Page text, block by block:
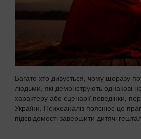
Багато хто дивується, чому щоразу
людьми, які демонструють однакові
характеру або сценарії поведінки,
України. Психоаналіз пояснює це
підсвідомості завершити дитячі